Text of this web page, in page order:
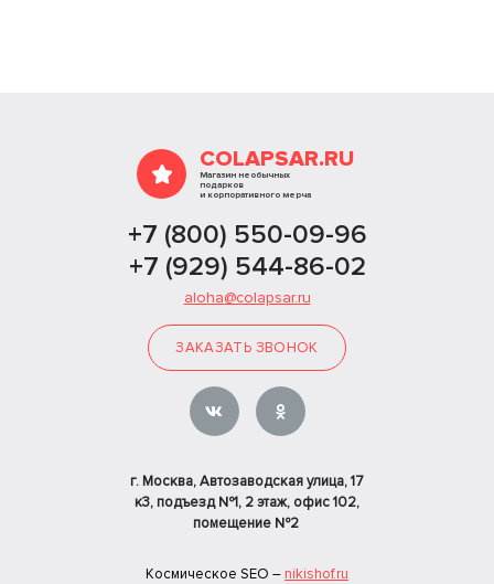
COLAPSAR.RU
Магазин необычных
подарков
и корпоративного мерча
+7 (800) 550-09-96
+7 (929) 544-86-02
aloha@colapsar.ru
ЗАКАЗАТЬ ЗВОНОК
г. Москва, Автозаводская улица, 17
к3, подъезд №1, 2 этаж, офис 102,
помещение №2
Космическое SEO – nikishof.ru